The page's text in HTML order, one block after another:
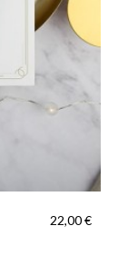
22,00 €